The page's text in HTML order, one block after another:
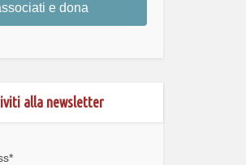
e dona
alla newsletter
*